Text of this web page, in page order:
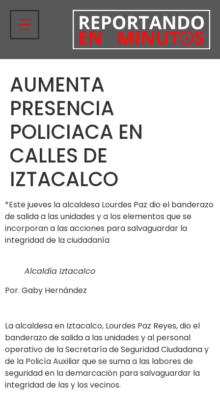
AUMENTA
PRESENCIA
POLICIACA EN
CALLES DE
IZTACALCO
*Este jueves la alcaldesa Lourdes Paz dio el banderazo
de salida a las unidades y a los elementos que se
incorporan a las acciones para salvaguardar la
integridad de la ciudadanía
Alcaldía Iztacalco
Por. Gaby Hernández
La alcaldesa en Iztacalco, Lourdes Paz Reyes, dio el
banderazo de salida a las unidades y al personal
operativo de la Secretaría de Seguridad Ciudadana y
de la Policía Auxiliar que se suma a las labores de
seguridad en la demarcación para salvaguardar la
integridad de las y los vecinos.